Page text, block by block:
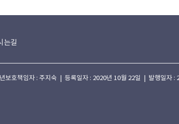
는길
호책임자 : 주지숙 | 등록일자 : 2020년 10월 22일 | 발행일자 :